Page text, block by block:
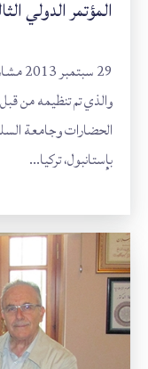
المؤتمر الدولي
29
بإستانبول، تركيا...